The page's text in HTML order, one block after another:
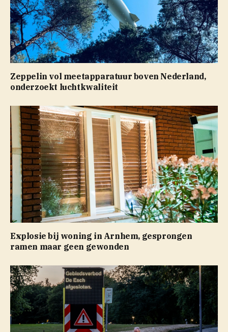
Zeppelin vol meetapparatuur boven Nederland,
onderzoekt luchtkwaliteit
Explosie bij woning in Arnhem, gesprongen
ramen maar geen gewonden